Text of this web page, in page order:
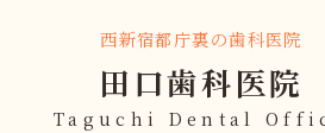
西新宿都庁裏の歯科医院
田口歯科医院
Taguchi Dental